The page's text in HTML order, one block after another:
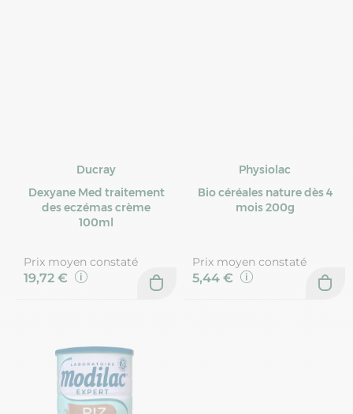
Ducray
Dexyane Med traitement
des eczémas crème
100ml
Prix moyen constaté
19,72 €
Physiolac
Bio céréales nature dès 4
mois 200g
Prix moyen constaté
5,44 €